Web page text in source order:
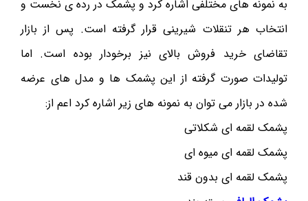
به نمونه های مختلفی اشاره کرد و پشمک در رده ی نخست و
انتخاب هر تنقلات شیرینی قرار گرفته است. پس از بازار
تقاضای خرید فروش بالای نیز برخودار بوده است. اما
تولیدات صورت گرفته از این پشمک ها و مدل های عرضه
شده در بازار می توان به نمونه های زیر اشاره کرد اعم از:
پشمک لقمه ای شکلاتی
پشمک لقمه ای میوه ای
پشمک لقمه ای بدون قند